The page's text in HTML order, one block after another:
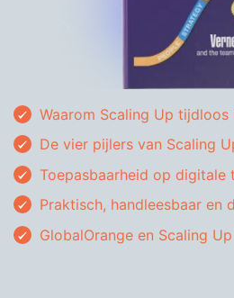
Waarom Scaling Up tijdloos
De vier pijlers van Scaling
Toepasbaarheid op digitale
Praktisch, handleesbaar en
GlobalOrange en Scaling